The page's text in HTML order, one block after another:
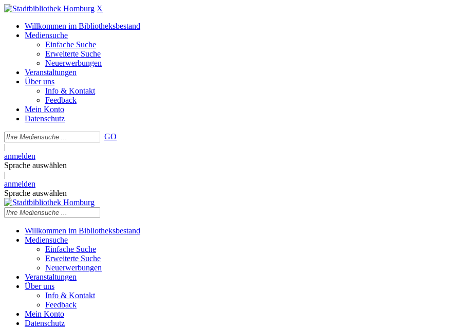
X
Willkommen im Bibliotheksbestand
Mediensuche
Einfache Suche
Erweiterte Suche
Neuerwerbungen
Veranstaltungen
Über uns
Info & Kontakt
Feedback
Mein Konto
Datenschutz
GO
|
anmelden
Sprache auswählen
|
anmelden
Sprache auswählen
Willkommen im Bibliotheksbestand
Mediensuche
Einfache Suche
Erweiterte Suche
Neuerwerbungen
Veranstaltungen
Über uns
Info & Kontakt
Feedback
Mein Konto
Datenschutz